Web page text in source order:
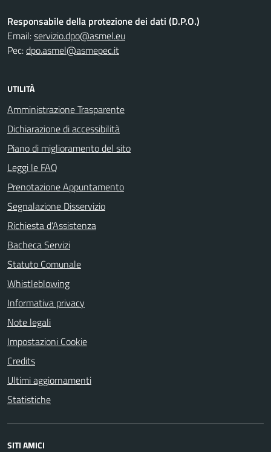
Responsabile della protezione dei dati (D.P.O.)
Email:servizio.dpo@asmel.eu
Pec:dpo.asmel@asmepec.it
UTILITÀ
Amministrazione Trasparente
Dichiarazione di accessibilità
Piano di miglioramento del sito
Leggi le FAQ
Prenotazione Appuntamento
Segnalazione Disservizio
Richiesta d'Assistenza
Bacheca Servizi
Statuto Comunale
Whistleblowing
Informativa privacy
Note legali
Impostazioni Cookie
Credits
Ultimi aggiornamenti
Statistiche
SITI AMICI